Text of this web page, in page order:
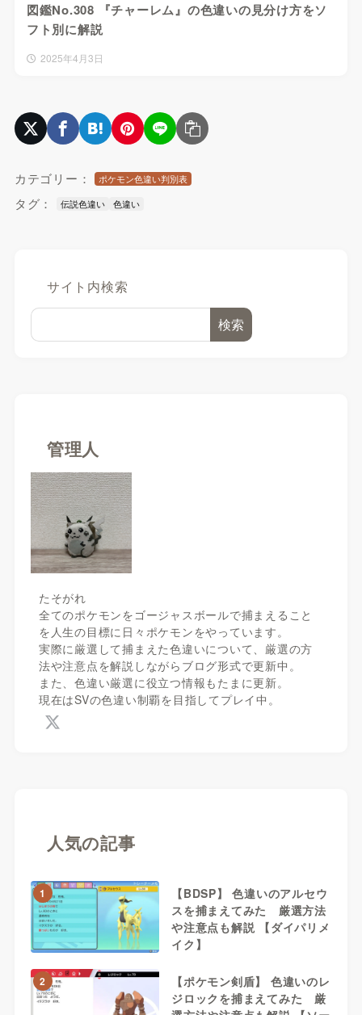
図鑑No.308 『チャーレム』の色違いの見分け方をソ
フト別に解説
2025年4月3日
カテゴリー： ポケモン色違い判別表
タグ： 伝説色違い 色違い
サイト内検索
検索
管理人
たそがれ
全てのポケモンをゴージャスボールで捕まえること
を人生の目標に日々ポケモンをやっています。
実際に厳選して捕まえた色違いについて、厳選の方
法や注意点を解説しながらブログ形式で更新中。
また、色違い厳選に役立つ情報もたまに更新。
現在はSVの色違い制覇を目指してプレイ中。
人気の記事
1
【BDSP】 色違いのアルセウ
スを捕まえてみた 厳選方法
や注意点も解説 【ダイパリメ
イク】
2
【ポケモン剣盾】 色違いのレ
ジロックを捕まえてみた 厳